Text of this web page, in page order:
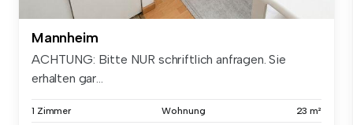
Mannheim
ACHTUNG: Bitte NUR schriftlich anfragen. Sie
erhalten gar...
1 Zimmer Wohnung 23 m²